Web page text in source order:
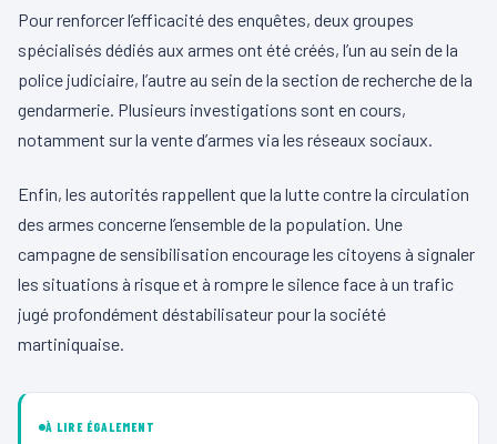
Pour renforcer l’efficacité des enquêtes, deux groupes
spécialisés dédiés aux armes ont été créés, l’un au sein de la
police judiciaire, l’autre au sein de la section de recherche de la
gendarmerie. Plusieurs investigations sont en cours,
notamment sur la vente d’armes via les réseaux sociaux.
Enfin, les autorités rappellent que la lutte contre la circulation
des armes concerne l’ensemble de la population. Une
campagne de sensibilisation encourage les citoyens à signaler
les situations à risque et à rompre le silence face à un trafic
jugé profondément déstabilisateur pour la société
martiniquaise.
À LIRE ÉGALEMENT